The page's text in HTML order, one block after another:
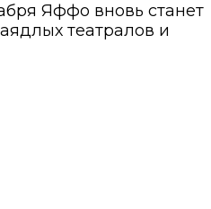
Яффо вновь станет
театралов и